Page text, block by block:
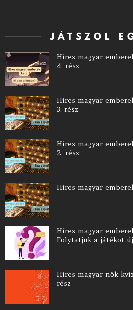
JÁTSZOL
Híres magyar
4. rész
Híres magyar
3. rész
Híres magyar
2. rész
Híres magyar
Híres magyar
Folytatjuk a játékot
Híres magyar nők
rész